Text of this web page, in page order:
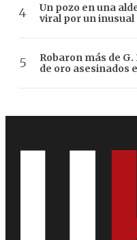
Un pozo en una
viral por un inusual
Robaron más de
de oro asesinados